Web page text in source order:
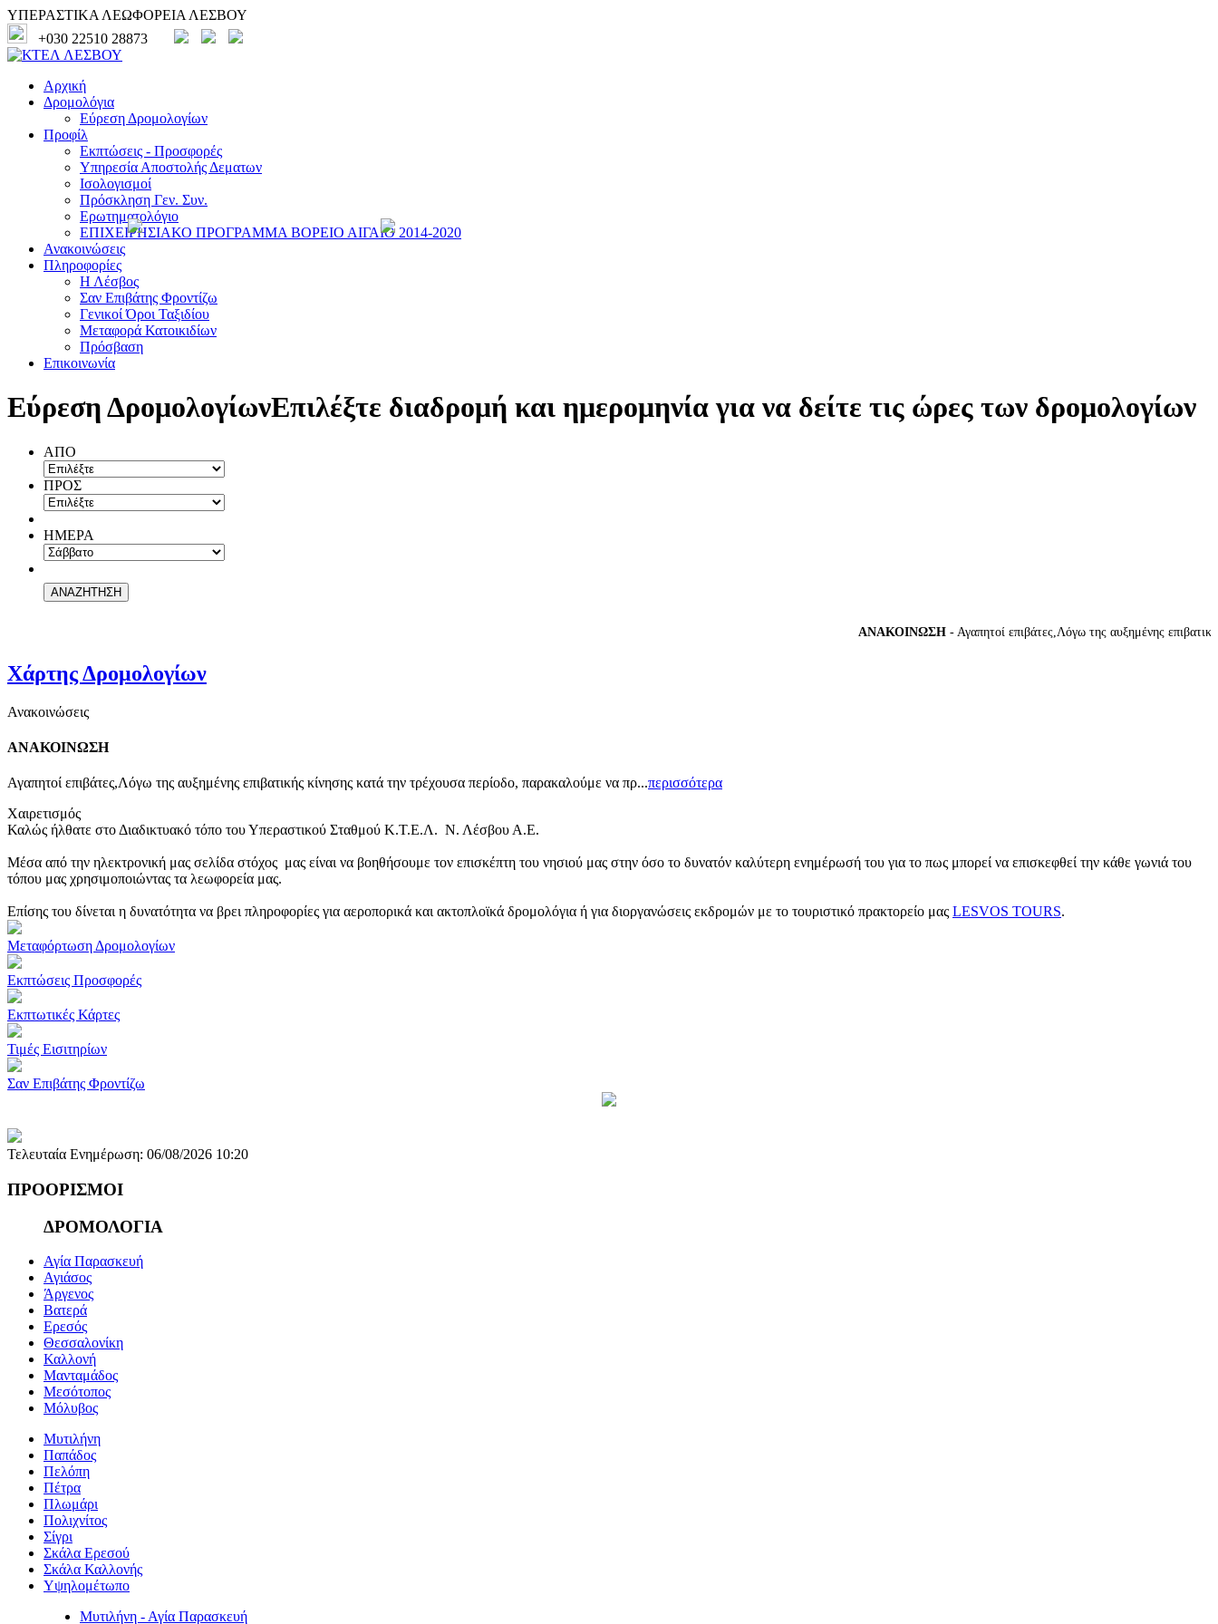
ΥΠΕΡΑΣΤΙΚΑ ΛΕΩΦΟΡΕΙΑ ΛΕΣΒΟΥ
+030 22510 28873
Αρχική
Δρομολόγια
Εύρεση Δρομολογίων
Προφίλ
Εκπτώσεις - Προσφορές
Υπηρεσία Αποστολής Δεματων
Ισολογισμοί
Πρόσκληση Γεν. Συν.
Ερωτηματολόγιο
ΕΠΙΧΕΙΡΗΣΙΑΚΟ ΠΡΟΓΡΑΜΜΑ ΒΟΡΕΙΟ ΑΙΓΑΙΟ 2014-2020
Ανακοινώσεις
Πληροφορίες
Η Λέσβος
Σαν Επιβάτης Φροντίζω
Γενικοί Όροι Ταξιδίου
Μεταφορά Κατοικιδίων
Πρόσβαση
Επικοινωνία
Εύρεση ΔρομολογίωνΕπιλέξτε διαδρομή και ημερομηνία για να δείτε τις ώρες των δρομολογίων
ΑΠΟ
ΠΡΟΣ
ΗΜΕΡΑ
ΑΝΑΚΟΙΝΩΣΗ- Αγαπητοί επιβάτες,Λόγω της αυξημένης επιβατικής
Χάρτης Δρομολογίων
Ανακοινώσεις
ΑΝΑΚΟΙΝΩΣΗ
Αγαπητοί επιβάτες,Λόγω της αυξημένης επιβατικής κίνησης κατά την τρέχουσα περίοδο, παρακαλούμε να πρ...περισσότερα
Χαιρετισμός
Καλώς ήλθατε στο Διαδικτυακό τόπο του Υπεραστικού Σταθμού Κ.Τ.Ε.Λ. Ν. Λέσβου Α.Ε.
Μέσα από την ηλεκτρονική μας σελίδα στόχος μας είναι να βοηθήσουμε τον επισκέπτη του νησιού μας στην όσο το δυνατόν καλύτερη ενημέρωσή του για το πως μπορεί να επισκεφθεί την κάθε γωνιά του
τόπου μας χρησιμοποιώντας τα λεωφορεία μας.
Επίσης του δίνεται η δυνατότητα να βρει πληροφορίες για αεροπορικά και ακτοπλοϊκά δρομολόγια ή για διοργανώσεις εκδρομών με το τουριστικό πρακτορείο μας LESVOS TOURS.
Μεταφόρτωση Δρομολογίων
Εκπτώσεις Προσφορές
Εκπτωτικές Κάρτες
Τιμές Εισιτηρίων
Σαν Επιβάτης Φροντίζω
Τελευταία Ενημέρωση: 06/08/2026 10:20
ΠΡΟΟΡΙΣΜΟΙ
ΔΡΟΜΟΛΟΓΙΑ
Αγία Παρασκευή
Αγιάσος
Άργενος
Βατερά
Ερεσός
Θεσσαλονίκη
Καλλονή
Μανταμάδος
Μεσότοπος
Μόλυβος
Μυτιλήνη
Παπάδος
Πελόπη
Πέτρα
Πλωμάρι
Πολιχνίτος
Σίγρι
Σκάλα Ερεσού
Σκάλα Καλλονής
Υψηλομέτωπο
Μυτιλήνη - Αγία Παρασκευή